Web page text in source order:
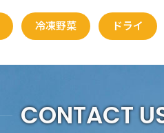
冷凍野菜 ドライ
CONTACT